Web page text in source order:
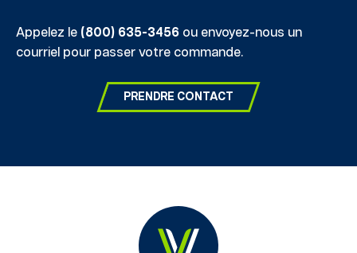
Appelez le (800) 635-3456 ou envoyez-nous un
courriel pour passer votre commande.
PRENDRE CONTACT